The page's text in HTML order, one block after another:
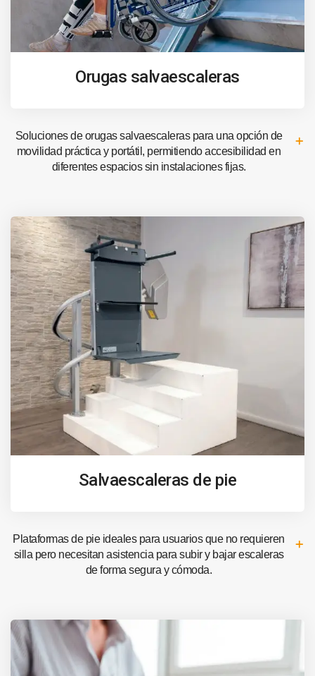
Orugas salvaescaleras
Soluciones de orugas salvaescaleras para una opción de
movilidad práctica y portátil, permitiendo accesibilidad en
diferentes espacios sin instalaciones fijas.
Salvaescaleras de pie
Plataformas de pie ideales para usuarios que no requieren
silla pero necesitan asistencia para subir y bajar escaleras
de forma segura y cómoda.